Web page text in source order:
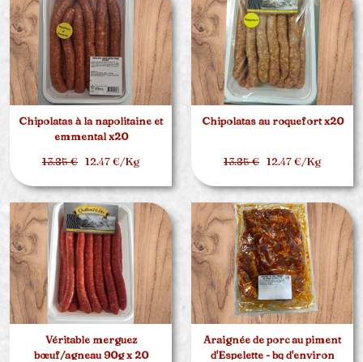
Chipolatas à la napolitaine et
emmental x20
13.85 € 12.47 €/Kg
Chipolatas au roquefort x20
13.85 € 12.47 €/Kg
Véritable merguez
bœuf/agneau 90g x 20
Araignée de porc au piment
d'Espelette - bq d'environ